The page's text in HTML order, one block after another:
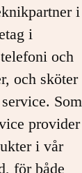
i
i
och
och sköter
Som
provider
i vår
för både